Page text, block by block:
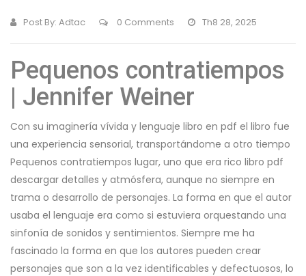
Post By: Adtac 0 Comments Th8 28, 2025
Pequenos contratiempos
| Jennifer Weiner
Con su imaginería vívida y lenguaje libro en pdf el libro fue
una experiencia sensorial, transportándome a otro tiempo
Pequenos contratiempos lugar, uno que era rico libro pdf
descargar detalles y atmósfera, aunque no siempre en
trama o desarrollo de personajes. La forma en que el autor
usaba el lenguaje era como si estuviera orquestando una
sinfonía de sonidos y sentimientos. Siempre me ha
fascinado la forma en que los autores pueden crear
personajes que son a la vez identificables y defectuosos, lo